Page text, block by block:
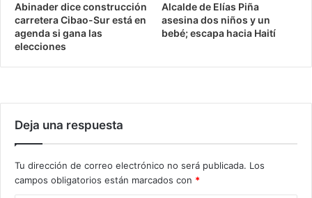
Abinader dice construcción
carretera Cibao-Sur está en
agenda si gana las
elecciones
Alcalde de Elías Piña
asesina dos niños y un
bebé; escapa hacia Haití
Deja una respuesta
Tu dirección de correo electrónico no será publicada. Los
campos obligatorios están marcados con *